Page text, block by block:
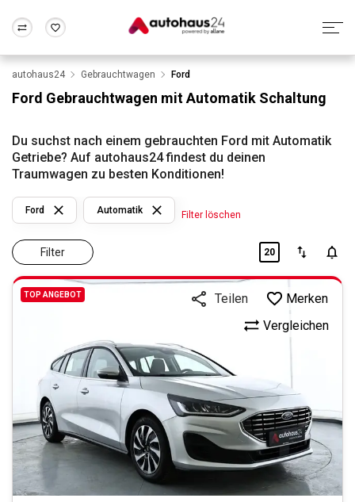
Wir bewerten dein Auto
Alle Fragen & Antworten
Rund um die Inzahlungnahme
Frankfurt Wuppertal
autohaus24 Gebrauchtwagen Ford
Ford Gebrauchtwagen mit Automatik Schaltung
Du suchst nach einem gebrauchten Ford mit Automatik
Getriebe? Auf autohaus24 findest du deinen
Traumwagen zu besten Konditionen!
Filter
Ford Automatik Filter löschen
20
TOP ANGEBOT
Vergleichen
Teilen Merken